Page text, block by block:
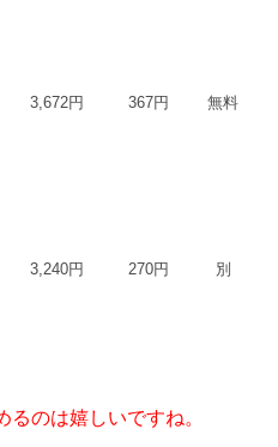
3,672円 367円 無料
3,240円 270円 別
のは嬉しいですね。